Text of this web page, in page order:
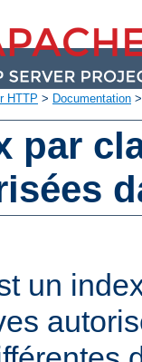
HTTP > Documentation >
par
un